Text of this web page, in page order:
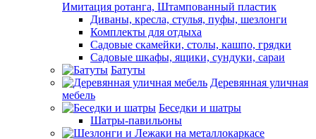
Имитация ротанга, Штампованный пластик
Диваны, кресла, стулья, пуфы, шезлонги
Комплекты для отдыха
Садовые скамейки, столы, кашпо, грядки
Садовые шкафы, ящики, сундуки, сараи
Батуты
Деревянная уличная
мебель
Беседки и шатры
Шатры-павильоны